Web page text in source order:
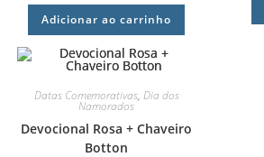
Adicionar ao carrinho
Datas Comemorativas, Dia dos
Namorados
Devocional Rosa + Chaveiro
Botton